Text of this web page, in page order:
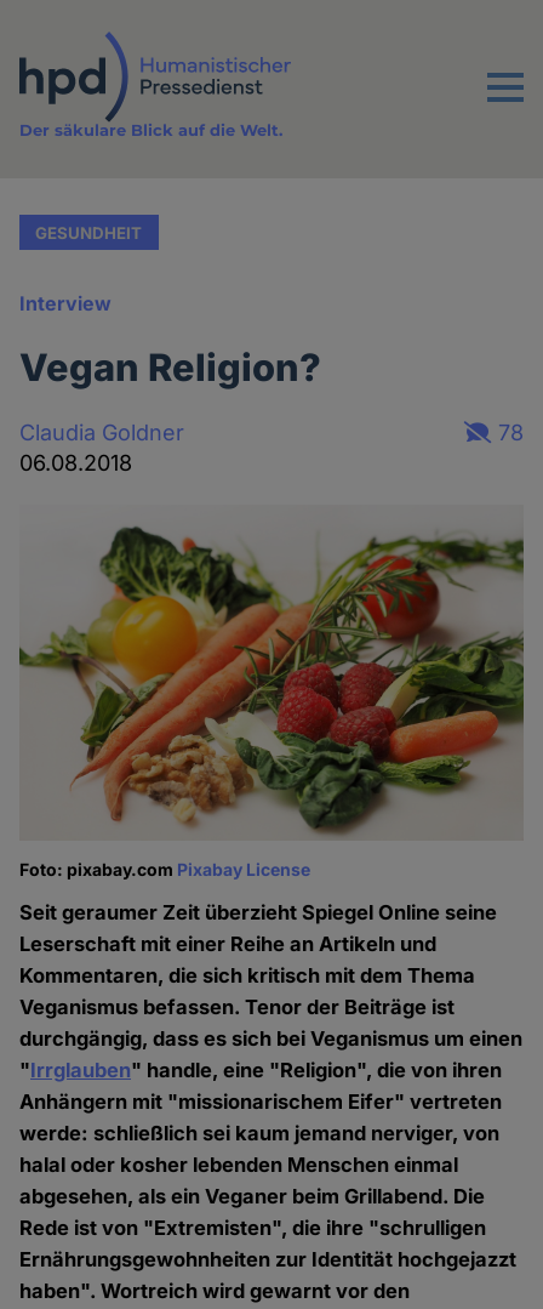
Inhalt
Menu
Der säkulare Blick auf die Welt.
GESUNDHEIT
Interview
Vegan Religion?
Claudia Goldner
06.08.2018
78
Foto: pixabay.com Pixabay License
Seit geraumer Zeit überzieht Spiegel Online seine
Leserschaft mit einer Reihe an Artikeln und
Kommentaren, die sich kritisch mit dem Thema
Veganismus befassen. Tenor der Beiträge ist
durchgängig, dass es sich bei Veganismus um einen
"Irrglauben" handle, eine "Religion", die von ihren
Anhängern mit "missionarischem Eifer" vertreten
werde: schließlich sei kaum jemand nerviger, von
halal oder kosher lebenden Menschen einmal
abgesehen, als ein Veganer beim Grillabend. Die
Rede ist von "Extremisten", die ihre "schrulligen
Ernährungsgewohnheiten zur Identität hochgejazzt
haben". Wortreich wird gewarnt vor den